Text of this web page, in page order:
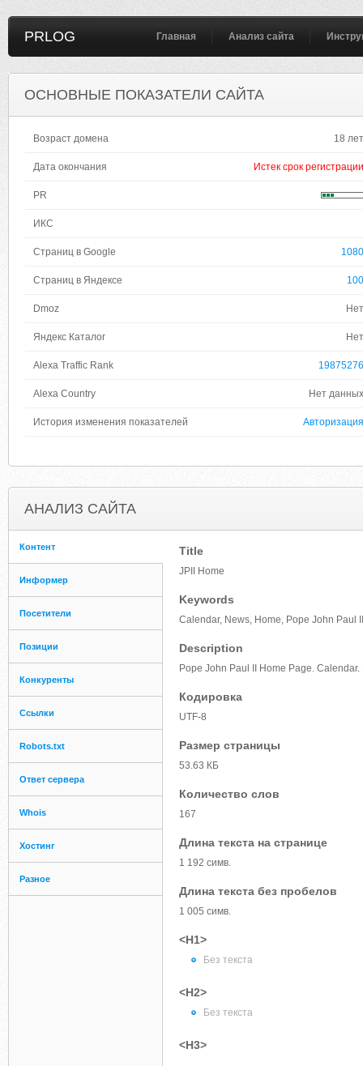
PRLOG Главная Анализ сайта
ОСНОВНЫЕ ПОКАЗАТЕЛИ САЙТА
Возраст домена 18 лет
Дата окончания Истек срок регистрации
PR
ИКС
Страниц в Google 1080
Страниц в Яндексе 100
Dmoz Нет
Яндекс Каталог Нет
Alexa Traffic Rank 19875276
Alexa Country Нет данных
История изменения показателей Авторизация
АНАЛИЗ САЙТА
Контент
Информер
Посетители
Позиции
Конкуренты
Ссылки
Robots.txt
Ответ сервера
Whois
Хостинг
Разное
Title
JPII Home
Keywords
Calendar, News, Home, Pope John Paul
Description
Pope John Paul II Home Page.
Кодировка
UTF-8
Размер страницы
53.63 КБ
Количество слов
167
Длина текста на странице
1 192 симв.
Длина текста без пробелов
1 005 симв.
<H1>
Без текста
<H2>
Без текста
<H3>